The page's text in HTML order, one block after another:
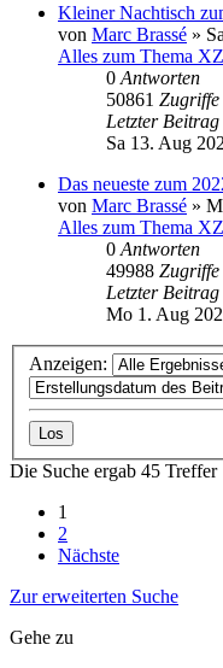
Kleiner Nachtisch
von Marc Brassé »
Alles zum Thema
0 Antworten
50861 Zugriffe
Letzter Beitrag
Sa 13. Aug
Das neueste zum
von Marc Brassé »
Alles zum Thema
0 Antworten
49988 Zugriffe
Letzter Beitrag
Mo 1. Aug
Anzeigen:
Die Suche ergab 45 Treffer
1
2
Nächste
Zur erweiterten Suche
Gehe zu